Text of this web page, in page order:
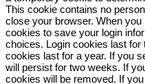
This cookie contains no
close your browser. When you
cookies to save your login
choices. Login cookies last
cookies last for a year. If you
will persist for two weeks. If
cookies will be removed. If